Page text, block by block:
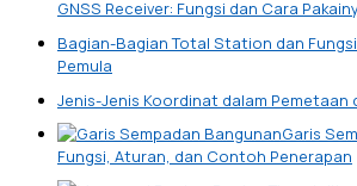
GNSS Receiver: Fungsi dan Cara
Bagian-Bagian Total Station dan
Pemula
Jenis-Jenis Koordinat dalam Pemetaan
Garis
Fungsi, Aturan, dan Contoh Penerapan